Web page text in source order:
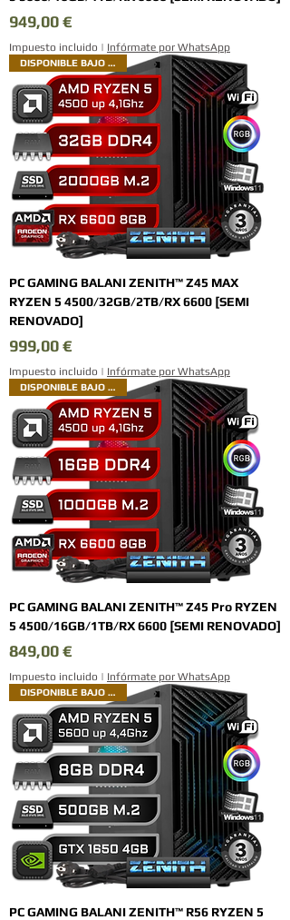
Precio
949,00 €
Impuesto incluido | Infórmate por WhatsApp
DISPONIBLE BAJO PEDIDO
PC GAMING BALANI ZENITH™ Z45 MAX
RYZEN 5 4500/32GB/2TB/RX 6600 [SEMI
RENOVADO]
Precio
999,00 €
Impuesto incluido | Infórmate por WhatsApp
DISPONIBLE BAJO PEDIDO
PC GAMING BALANI ZENITH™ Z45 Pro RYZEN
5 4500/16GB/1TB/RX 6600 [SEMI RENOVADO]
Precio
849,00 €
Impuesto incluido | Infórmate por WhatsApp
DISPONIBLE BAJO PEDIDO
PC GAMING BALANI ZENITH™ R56 RYZEN 5